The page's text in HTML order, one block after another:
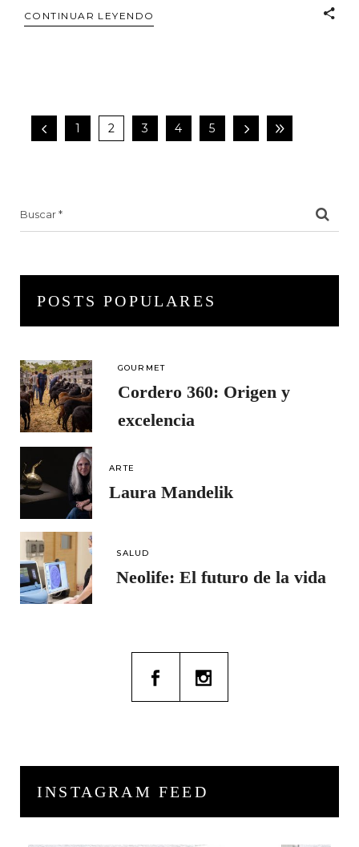
CONTINUAR LEYENDO
1 2 3 4 5
POSTS POPULARES
GOURMET
Cordero 360: Origen y
excelencia
ARTE
Laura Mandelik
SALUD
Neolife: El futuro de la vida
INSTAGRAM FEED